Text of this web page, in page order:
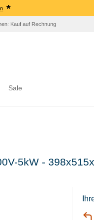
*
Kauf auf Rechnung
Sale
5kW -